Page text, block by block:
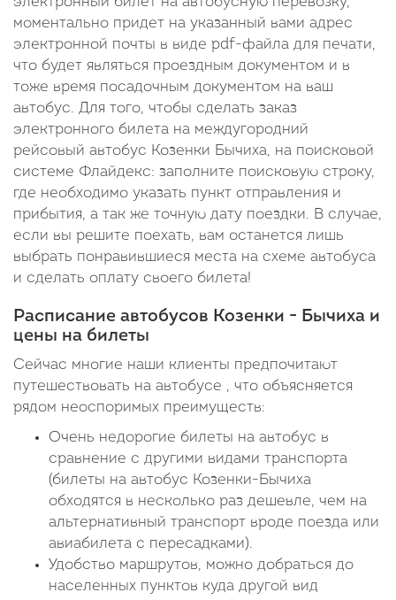
моментально придет на указанный вами адрес
электронной почты в виде pdf-файла для печати,
что будет являться проездным документом и в
тоже время посадочным документом на ваш
автобус. Для того, чтобы сделать заказ
электронного билета на междугородний
рейсовый автобус Козенки Бычиха, на поисковой
системе Флайдекс: заполните поисковую строку,
где необходимо указать пункт отправления и
прибытия, а так же точную дату поездки. В случае,
если вы решите поехать, вам останется лишь
выбрать понравившиеся места на схеме автобуса
и сделать оплату своего билета!
Расписание автобусов Козенки - Бычиха и
цены на билеты
Сейчас многие наши клиенты предпочитают
путешествовать на автобусе , что объясняется
рядом неоспоримых преимуществ:
Очень недорогие билеты на автобус в
сравнение с другими видами транспорта
(билеты на автобус Козенки-Бычиха
обходятся в несколько раз дешевле, чем на
альтернативный транспорт вроде поезда или
авиабилета с пересадками).
Удобство маршрутов, можно добраться до
населенных пунктов куда другой вид